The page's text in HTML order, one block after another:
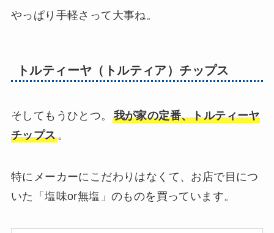
やっぱり手軽さって大事ね。
トルティーヤ（トルティア）チップス
そしてもうひとつ。 我が家の定番、トルティーヤ
チップス。
特にメーカーにこだわりはなくて、お店で目につ
いた「塩味or無塩」のものを買っています。